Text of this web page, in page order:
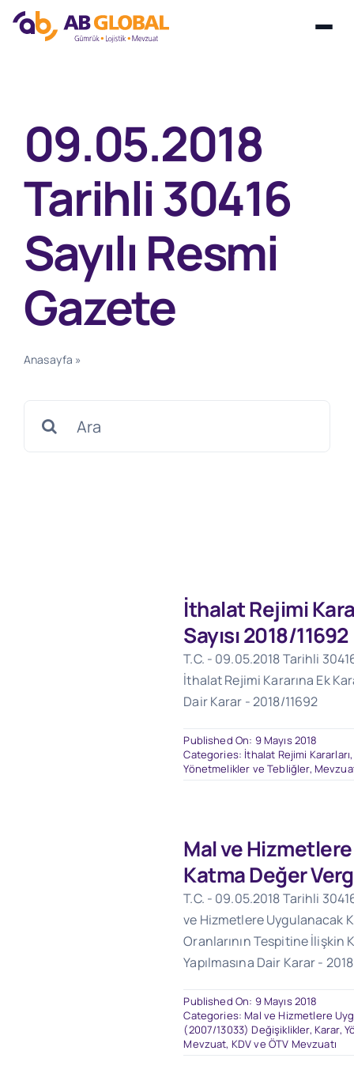
09.05.2018
Tarihli 30416
Sayılı Resmi
Gazete
Anasayfa »
İthalat Rejimi
Sayısı 2018/11692
T.C. - 09.05.2018 Tarihli
İthalat Rejimi Kararına Ek
Dair Karar - 2018/11692
Published On: 9 Mayıs 2018
Categories: İthalat Rejimi Kararları
Yönetmelikler ve Tebliğler,
Mal ve
Katma Değer
T.C. - 09.05.2018 Tarihli
ve Hizmetlere Uygulanacak
Oranlarının Tespitine İlişkin
Yapılmasına Dair Karar -
Published On: 9 Mayıs 2018
Categories: Mal ve Hizmetlere
(2007/13033) Değişiklikler, Karar,
Mevzuat, KDV ve ÖTV Mevzuatı